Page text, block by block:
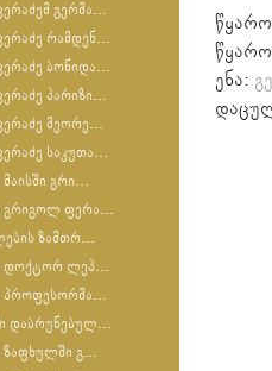
გერმა...
რამდენ...
ბონიდა...
პარიზი...
მეორე...
საკუთა...
გრი...
გრიგოლ ფერა...
ზამთრ...
დოქტორ ლეპ...
პროფესორმა...
დაბრუნებულ...
ზაფხულში გ...
ენა: